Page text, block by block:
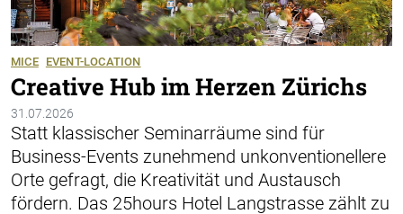
MICE EVENT-LOCATION
Creative Hub im Herzen Zürichs
31.07.2026
Statt klassischer Seminarräume sind für
Business-Events zunehmend unkonventionellere
Orte gefragt, die Kreativität und Austausch
fördern. Das 25hours Hotel Langstrasse zählt zu